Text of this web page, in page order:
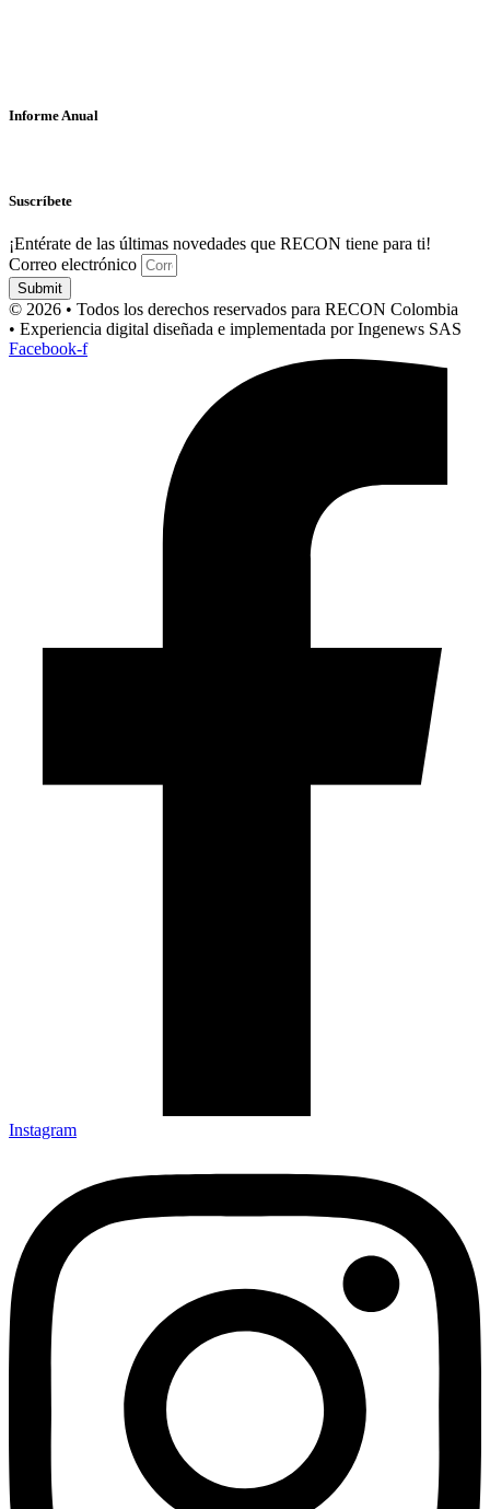
Informe Anual
Suscríbete
¡Entérate de las últimas novedades que RECON tiene para ti!
Correo electrónico
Submit
© 2026 • Todos los derechos reservados para RECON Colombia
• Experiencia digital diseñada e implementada por Ingenews SAS
Facebook-f
Instagram